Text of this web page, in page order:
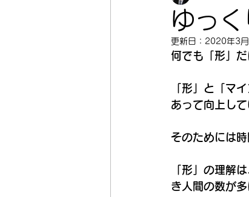
ゆっ
更新日： 2020年3
何でも「形」
「形」と「マ
あって向上して
そのためには
「形」の理解
き人間の数が